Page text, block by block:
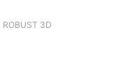
3D